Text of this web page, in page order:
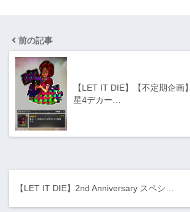
前の記事
【LET IT DIE】【不定期企画
星4デカー…
【LET IT DIE】2nd Anniversary スペシ…